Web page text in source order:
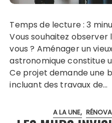
Temps de lecture :3
Vous souhaitez observer
vous ? Aménager un
astronomique constitue
Ce projet demande une
incluant des travaux de…
A LA UNE